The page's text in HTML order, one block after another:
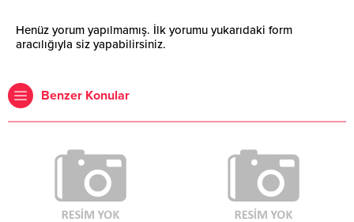
Henüz yorum yapılmamış. İlk yorumu yukarıdaki form
aracılığıyla siz yapabilirsiniz.
Benzer Konular